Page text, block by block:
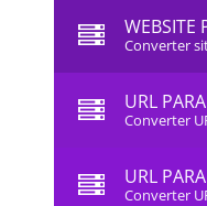
WEBSITE
Converter
URL
Converter
URL
Converter